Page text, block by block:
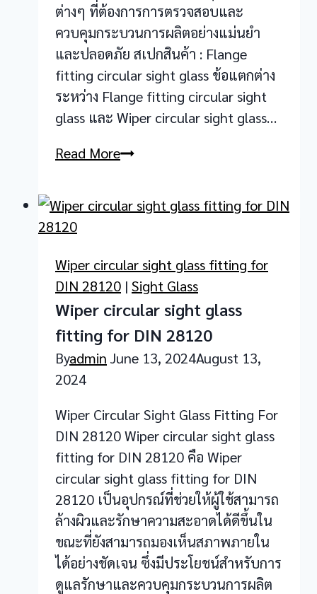
ต่างๆ ที่ต้องการการตรวจสอบและ
ควบคุมกระบวนการผลิตอย่างแม่นยำ
และปลอดภัย สเปกสินค้า : Flange
fitting circular sight glass ข้อแตกต่าง
ระหว่าง Flange fitting circular sight
glass และ Wiper circular sight glass…
Read MoreFlange
sight
Wiper circular sight glass fitting for
DIN 28120 | Sight Glass
Wiper circular sight glass
fitting for DIN 28120
Byadmin June 13, 2024August 13,
2024
Wiper Circular Sight Glass Fitting For
DIN 28120 Wiper circular sight glass
fitting for DIN 28120 คือ Wiper
circular sight glass fitting for DIN
28120 เป็นอุปกรณ์ที่ช่วยให้ผู้ใช้สามารถ
ล้างผิวและรักษาความสะอาดได้ดีขึ้นใน
ขณะที่ยังสามารถมองเห็นสภาพภายใน
ได้อย่างชัดเจน ซึ่งมีประโยชน์สำหรับการ
ดูแลรักษาและควบคุมกระบวนการผลิต